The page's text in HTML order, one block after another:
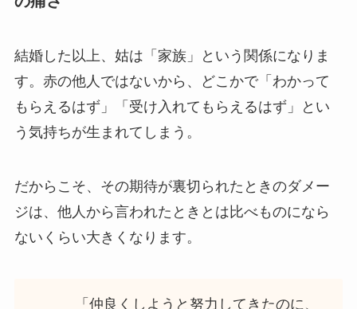
結婚した以上、姑は「家族」という関係になりま
す。赤の他人ではないから、どこかで「わかって
もらえるはず」「受け入れてもらえるはず」とい
う気持ちが生まれてしまう。
だからこそ、その期待が裏切られたときのダメー
ジは、他人から言われたときとは比べものになら
ないくらい大きくなります。
「仲良くしようと努力してきたのに、